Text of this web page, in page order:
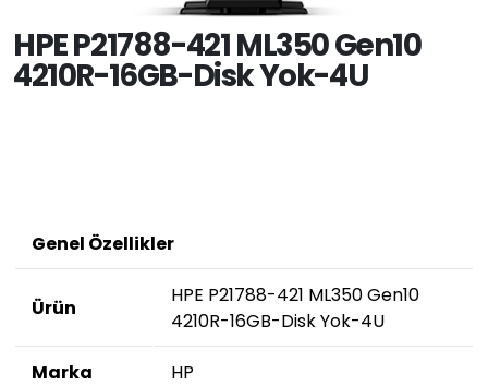
HPE P21788-421 ML350 Gen10
4210R-16GB-Disk Yok-4U
Genel Özellikler
Ürün
HPE P21788-421 ML350 Gen10
4210R-16GB-Disk Yok-4U
Marka HP